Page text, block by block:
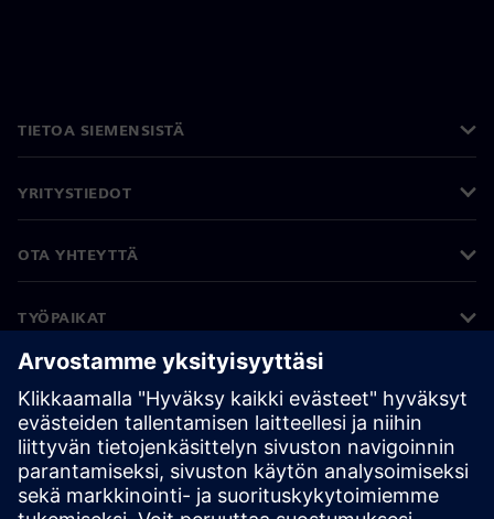
TIETOA SIEMENSISTÄ
YRITYSTIEDOT
OTA YHTEYTTÄ
TYÖPAIKAT
©Siemens2026
Yritystiedot
Tietosuojailmoitus